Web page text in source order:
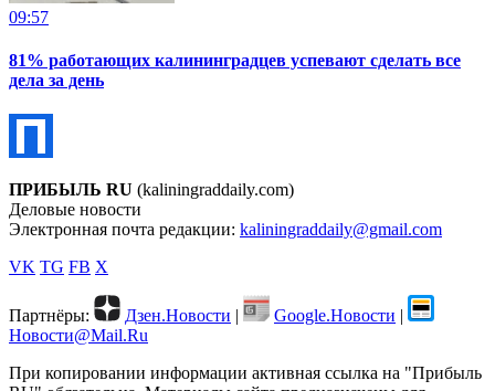
09:57
81% работающих калининградцев успевают сделать все
дела за день
ПРИБЫЛЬ RU (kaliningraddaily.com)
Деловые новости
Электронная почта редакции: kaliningraddaily@gmail.com
VK TG FB X
Партнёры: Дзен.Новости | Google.Новости |
Новости@Mail.Ru
При копировании информации активная ссылка на "Прибыль